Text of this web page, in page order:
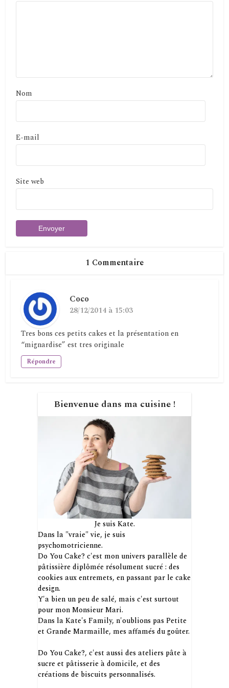
Nom
E-mail
Site web
1 Commentaire
Coco
28/12/2014 à 15:03
Tres bons ces petits cakes et la présentation en
“mignardise” est tres originale
Répondre
Bienvenue dans ma cuisine !
Je suis Kate.
Dans la "vraie" vie, je suis
psychomotricienne.
Do You Cake? c'est mon univers parallèle de
pâtissière diplômée résolument sucré : des
cookies aux entremets, en passant par le cake
design.
Y'a bien un peu de salé, mais c'est surtout
pour mon Monsieur Mari.
Dans la Kate's Family, n'oublions pas Petite
et Grande Marmaille, mes affamés du goûter.
Do You Cake?, c'est aussi des ateliers pâte à
sucre et pâtisserie à domicile, et des
créations de biscuits personnalisés.